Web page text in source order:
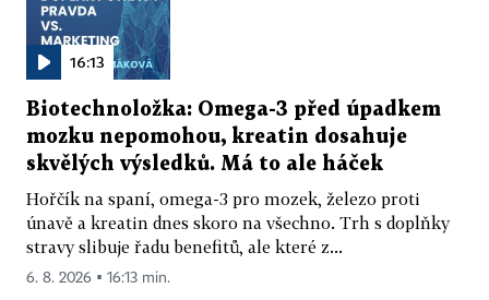
16:13
Biotechnoložka: Omega-3 před úpadkem
mozku nepomohou, kreatin dosahuje
skvělých výsledků. Má to ale háček
Hořčík na spaní, omega-3 pro mozek, železo proti
únavě a kreatin dnes skoro na všechno. Trh s doplňky
stravy slibuje řadu benefitů, ale které z...
6. 8. 2026 ▪ 16:13 min.